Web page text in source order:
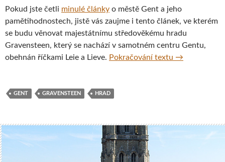
Pokud jste četli minulé články o městě Gent a jeho
pamětihodnostech, jistě vás zaujme i tento článek, ve kterém
se budu věnovat majestátnímu středověkému hradu
Gravensteen, který se nachází v samotném centru Gentu,
obehnán říčkami Leie a Lieve. Pokračování textu Gravensteen,
→
GENT GRAVENSTEEN HRAD